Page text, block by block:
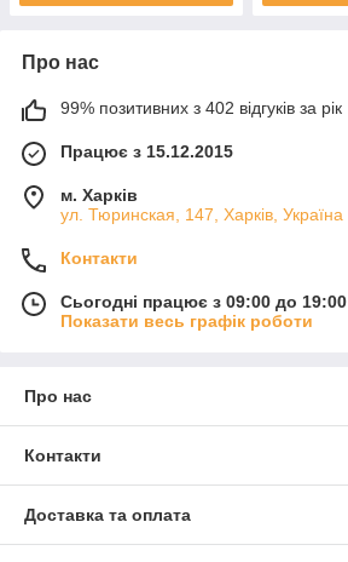
Про нас
99% позитивних з 402 відгуків за рік
Працює з 15.12.2015
м. Харків
ул. Тюринская, 147, Харків, Україна
Контакти
Сьогодні працює з 09:00 до 19:00
Показати весь графік роботи
Про нас
Контакти
Доставка та оплата